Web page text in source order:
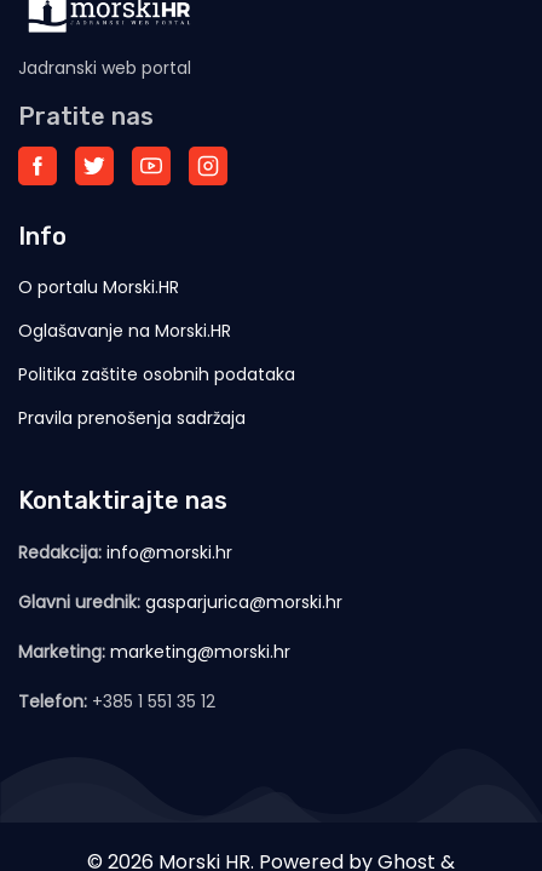
Jadranski web portal
Pratite nas
Info
O portalu Morski.HR
Oglašavanje na Morski.HR
Politika zaštite osobnih podataka
Pravila prenošenja sadržaja
Kontaktirajte nas
Redakcija: info@morski.hr
Glavni urednik: gasparjurica@morski.hr
Marketing: marketing@morski.hr
Telefon: +385 1 551 35 12
© 2026 Morski HR. Powered byGhost &